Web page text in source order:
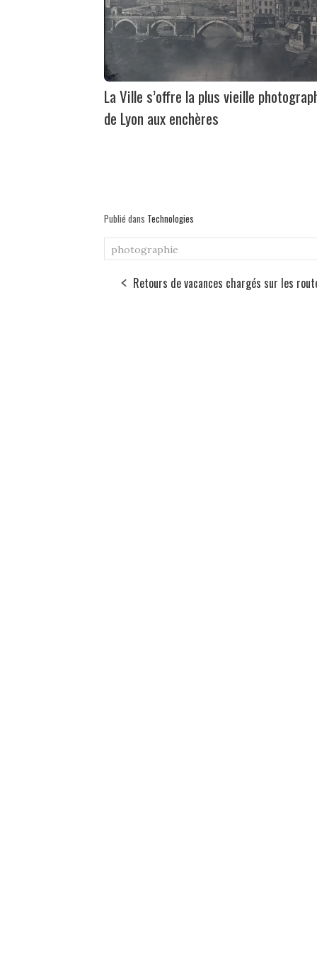
La Ville s’offre la plus vieille
de Lyon aux enchères
Publié dans Technologies
photographie
Retours de vacances chargés sur les